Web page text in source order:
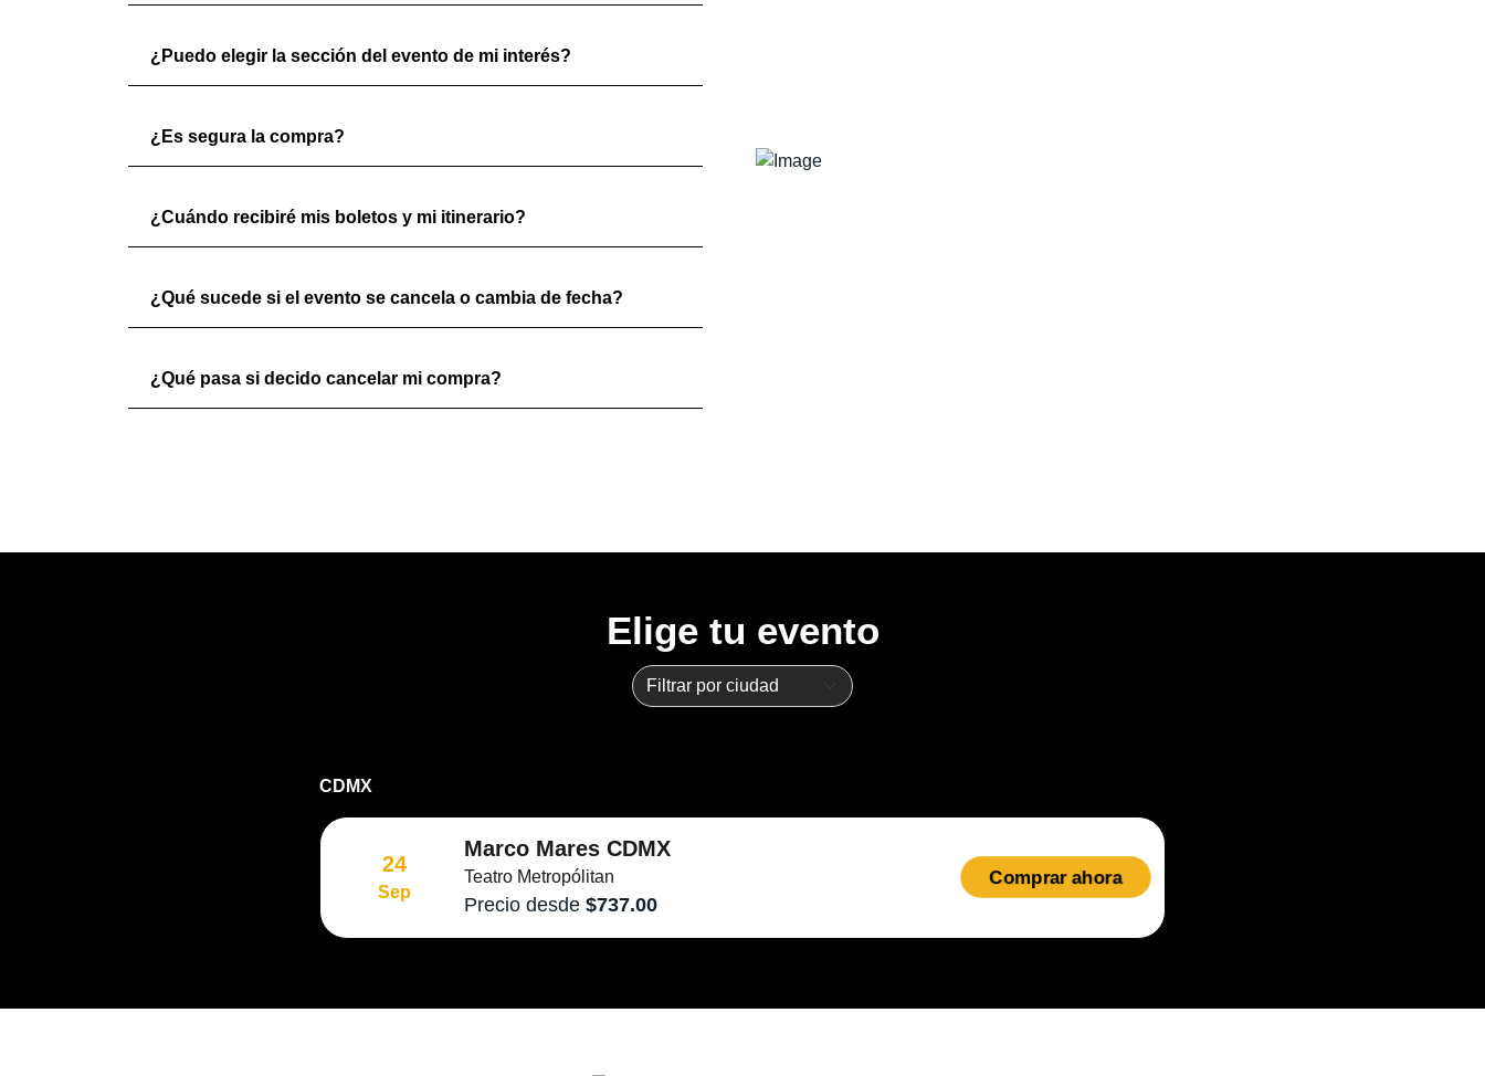
¿Puedo elegir la sección del evento de mi interés?
¿Es segura la compra?
¿Cuándo recibiré mis boletos y mi itinerario?
¿Qué sucede si el evento se cancela o cambia de fecha?
¿Qué pasa si decido cancelar mi compra?
Elige tu evento
CDMX
24
Sep
Marco Mares CDMX
Teatro Metropólitan
Precio desde $737.00
Comprar ahora